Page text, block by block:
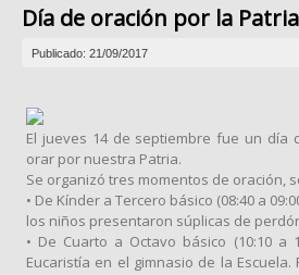
Día de oración por la
Publicado: 21/09/2017
El jueves 14 de septiembre fue un día
orar por nuestra Patria.
Se organizó tres momentos de oración,
• De Kínder a Tercero básico (08:40 a
los niños presentaron súplicas de
• De Cuarto a Octavo básico (10:10 a
Eucaristía en el gimnasio de la